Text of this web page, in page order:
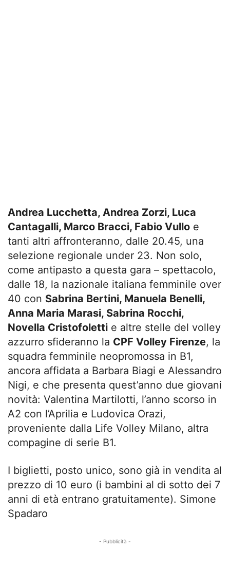
Andrea Lucchetta, Andrea Zorzi, Luca
Cantagalli, Marco Bracci, Fabio Vullo e
tanti altri affronteranno, dalle 20.45, una
selezione regionale under 23. Non solo,
come antipasto a questa gara – spettacolo,
dalle 18, la nazionale italiana femminile over
40 con Sabrina Bertini, Manuela Benelli,
Anna Maria Marasi, Sabrina Rocchi,
Novella Cristofoletti e altre stelle del volley
azzurro sfideranno la CPF Volley Firenze, la
squadra femminile neopromossa in B1,
ancora affidata a Barbara Biagi e Alessandro
Nigi, e che presenta quest’anno due giovani
novità: Valentina Martilotti, l’anno scorso in
A2 con l’Aprilia e Ludovica Orazi,
proveniente dalla Life Volley Milano, altra
compagine di serie B1.
I biglietti, posto unico, sono già in vendita al
prezzo di 10 euro (i bambini al di sotto dei 7
anni di età entrano gratuitamente). Simone
Spadaro
- Pubblicità -